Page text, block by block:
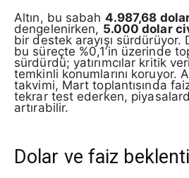
Altın, bu sabah 4.987,68
dengelenirken, 5.000 dolar
bir destek arayışı sürdürüyor.
bu süreçte %0,1’in üzerinde
sürdürdü; yatırımcılar kritik
temkinli konumlarını koruyor.
takvimi, Mart toplantısında
tekrar test ederken,
artırabilir.
Dolar ve faiz